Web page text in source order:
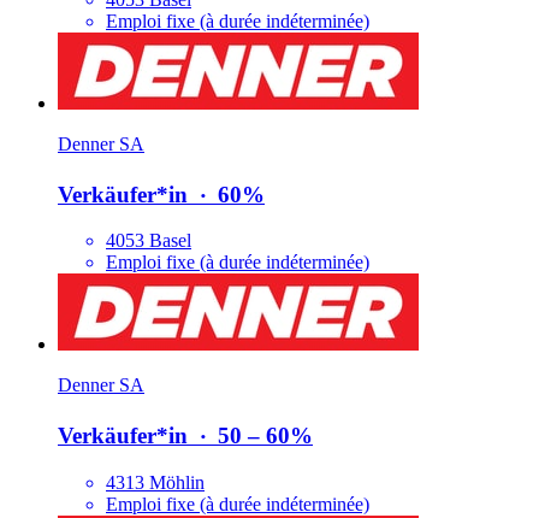
Emploi fixe (à durée indéterminée)
Denner SA
Verkäufer*​in ‧ 60%
4053 Basel
Emploi fixe (à durée indéterminée)
Denner SA
Verkäufer*​in ‧ 50 – 60%
4313 Möhlin
Emploi fixe (à durée indéterminée)